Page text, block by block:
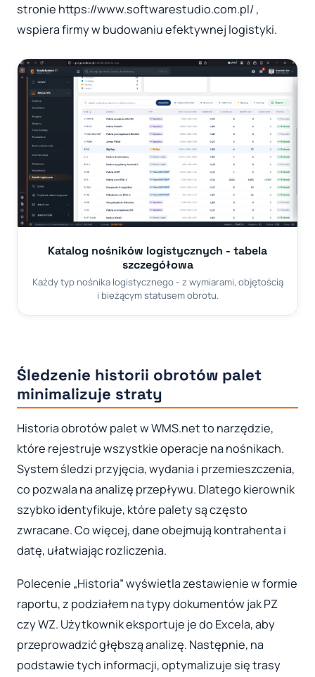
stronie https://www.softwarestudio.com.pl/ ,
wspiera firmy w budowaniu efektywnej logistyki.
Katalog nośników logistycznych - tabela
szczegółowa
Każdy typ nośnika logistycznego - z wymiarami, objętością
i bieżącym statusem obrotu.
Śledzenie historii obrotów palet
minimalizuje straty
Historia obrotów palet w WMS.net to narzędzie,
które rejestruje wszystkie operacje na nośnikach.
System śledzi przyjęcia, wydania i przemieszczenia,
co pozwala na analizę przepływu. Dlatego kierownik
szybko identyfikuje, które palety są często
zwracane. Co więcej, dane obejmują kontrahenta i
datę, ułatwiając rozliczenia.
Polecenie „Historia” wyświetla zestawienie w formie
raportu, z podziałem na typy dokumentów jak PZ
czy WZ. Użytkownik eksportuje je do Excela, aby
przeprowadzić głębszą analizę. Następnie, na
podstawie tych informacji, optymalizuje się trasy